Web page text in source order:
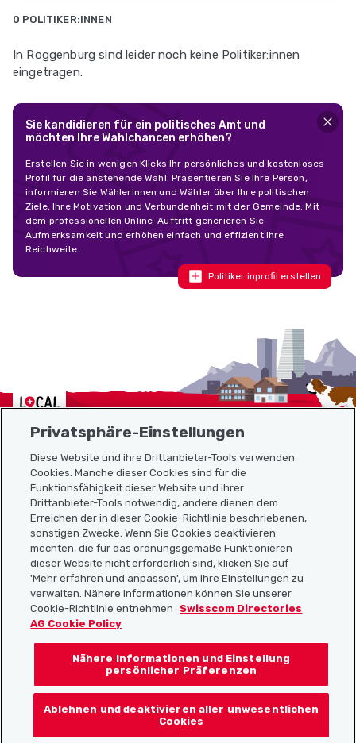
0 POLITIKER:INNEN
In Roggenburg sind leider noch keine Politiker:innen
eingetragen.
Sie kandidieren für ein politisches Amt und
möchten Ihre Wahlchancen erhöhen?
Erstellen Sie in wenigen Klicks Ihr persönliches und kostenloses
Profil für die anstehende Wahl. Präsentieren Sie Ihre Person,
informieren Sie Wählerinnen und Wähler über Ihre politischen
Ziele, Ihre Motivation und Verbundenheit mit der Gemeinde. Mit
dem professionellen Online-Auftritt generieren Sie
Aufmerksamkeit und erhöhen einfach und effizient Ihre
Reichweite.
Politiker:inprofil erstellen
Localcities
Sitemap
Nützliche Links
Localcities App herunterladen
Folgt uns auf:
Privatsphäre-Einstellungen
Diese Website und ihre Drittanbieter-Tools verwenden
Cookies. Manche dieser Cookies sind für die
Funktionsfähigkeit dieser Website und ihrer
Drittanbieter-Tools notwendig, andere dienen dem
Erreichen der in dieser Cookie-Richtlinie beschriebenen,
sonstigen Zwecke. Wenn Sie Cookies deaktivieren
möchten, die für das ordnungsgemäße Funktionieren
dieser Website nicht erforderlich sind, klicken Sie auf
'Mehr erfahren und anpassen', um Ihre Einstellungen zu
verwalten. Nähere Informationen können Sie unserer
Cookie-Richtlinie entnehmen
Swisscom Directories
AG Cookie Policy
Nähere Informationen und Einstellung
persönlicher Präferenzen
Ablehnen und deaktivieren aller unwesentlichen
Cookies